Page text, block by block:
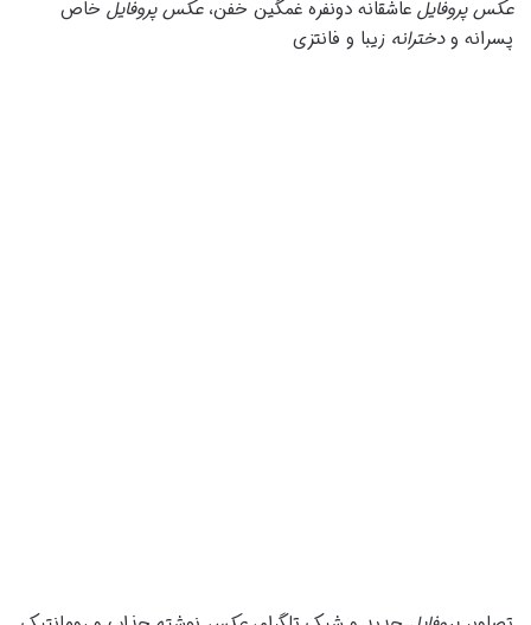
عکس پروفایل عاشقانه دونفره غمگین خفن،عکس پروفایل خاص
پسرانه ودخترانه زیبا و فانتزی